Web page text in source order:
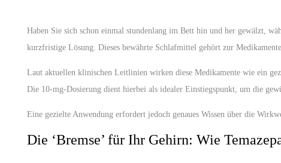
Haben Sie sich schon einmal stundenlang im Bett hin und her gewälzt,
kurzfristige Lösung. Dieses bewährte Schlafmittel gehört zur
Laut aktuellen klinischen Leitlinien wirken diese Medikamente wie ein
Die 10-mg-Dosierung dient hierbei als idealer Einstiegspunkt, um die
Eine gezielte Anwendung erfordert jedoch genaues Wissen über die
Die ‘Bremse’ für Ihr Gehirn: Wie